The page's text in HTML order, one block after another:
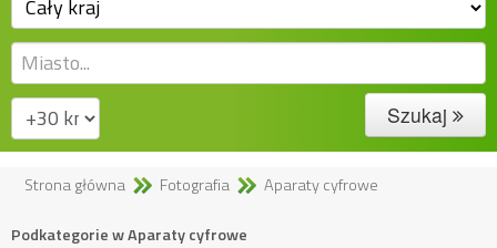
Szukaj
Strona główna Fotografia Aparaty cyfrowe
Podkategorie w Aparaty cyfrowe